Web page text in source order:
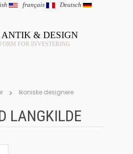
| français | Deutsch
ANTIK & DESIGN
FOR INVESTERING
Ikoniske designere
LANGKILDE